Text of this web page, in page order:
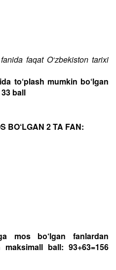
faqat O‘zbekiston tarixi
to‘plash mumkin bo‘lgan
ball
BO‘LGAN 2 TA FAN:
mos bo‘lgan fanlardan
maksimall ball: 93+63=156